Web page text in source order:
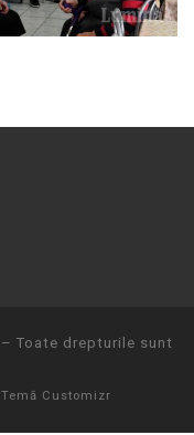
– Toate drepturile sunt
Temă Customizr